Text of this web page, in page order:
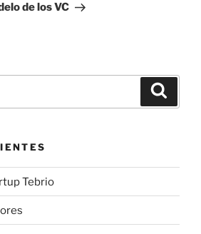
de los VC
Tebrio